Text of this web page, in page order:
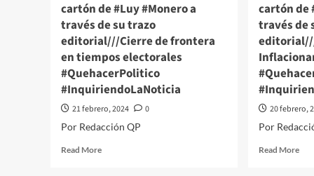
cartón de #Luy #Monero a
través de su trazo
editorial///Cierre de frontera
en tiempos electorales
#QuehacerPolitico
#InquiriendoLaNoticia
21 febrero, 2024
0
Por Redacción QP
Read MoreRead
cartón de
través de
20 febrero,
Por
Read MoreRead